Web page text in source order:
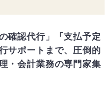
確認代行」「支払予定
サポートまで、圧倒的
・会計業務の専門家集